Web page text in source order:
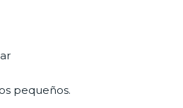
pequeños.